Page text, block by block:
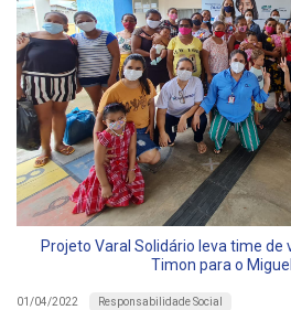
Projeto Varal Solidário leva time de
Timon para o
01/04/2022 Responsabilidade Social